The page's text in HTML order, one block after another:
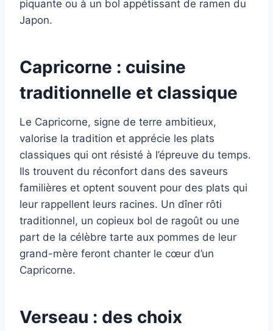
piquante ou à un bol appétissant de ramen du
Japon.
Capricorne : cuisine
traditionnelle et classique
Le Capricorne, signe de terre ambitieux,
valorise la tradition et apprécie les plats
classiques qui ont résisté à l’épreuve du temps.
Ils trouvent du réconfort dans des saveurs
familières et optent souvent pour des plats qui
leur rappellent leurs racines. Un dîner rôti
traditionnel, un copieux bol de ragoût ou une
part de la célèbre tarte aux pommes de leur
grand-mère feront chanter le cœur d’un
Capricorne.
Verseau : des choix